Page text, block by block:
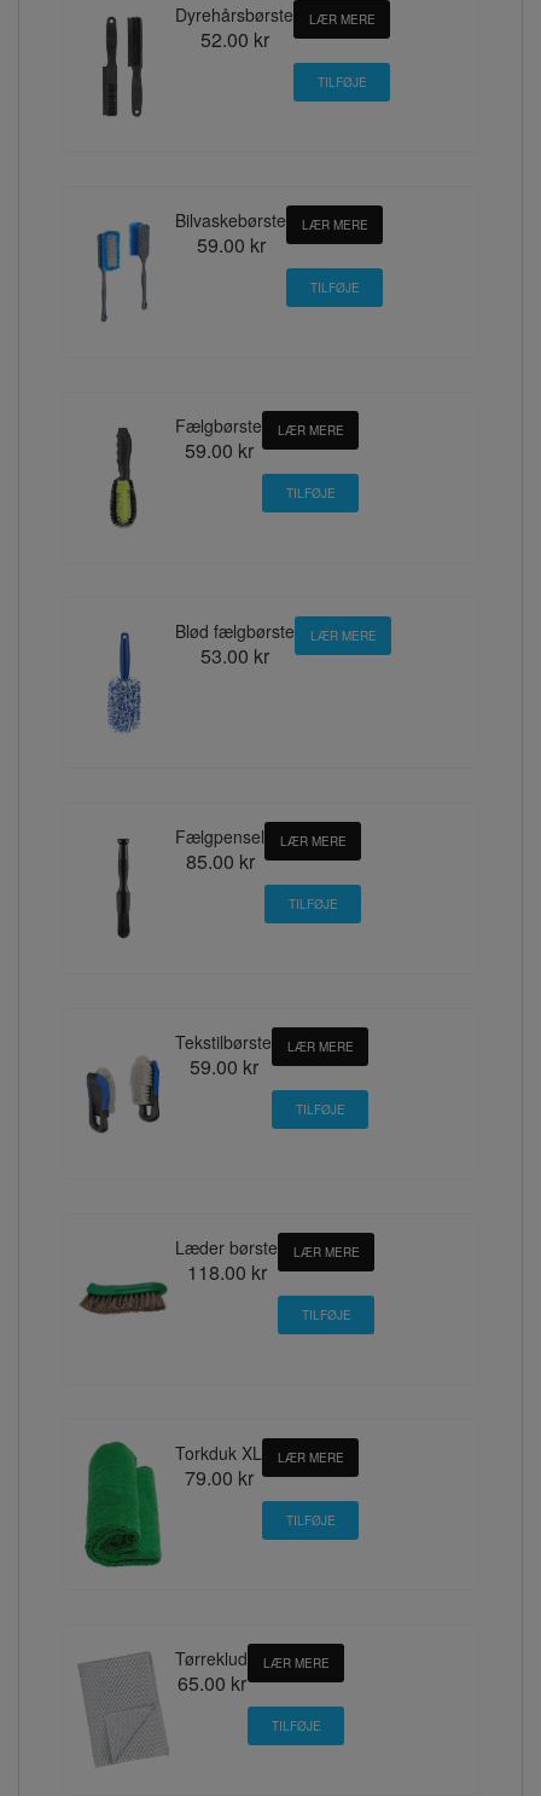
Dyrehårsbørste
52.00 kr
LÆR MERE
Bilvaskebørste
59.00 kr
LÆR MERE
Fælgbørste
59.00 kr
LÆR MERE
Blød fælgbørste
53.00 kr
LÆR MERE
Fælgpensel
85.00 kr
LÆR MERE
Tekstilbørste
59.00 kr
LÆR MERE
Læder børste
118.00 kr
LÆR MERE
Torkduk XL
79.00 kr
LÆR MERE
Tørreklud
65.00 kr
LÆR MERE